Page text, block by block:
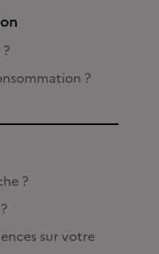
?
?
sur votre